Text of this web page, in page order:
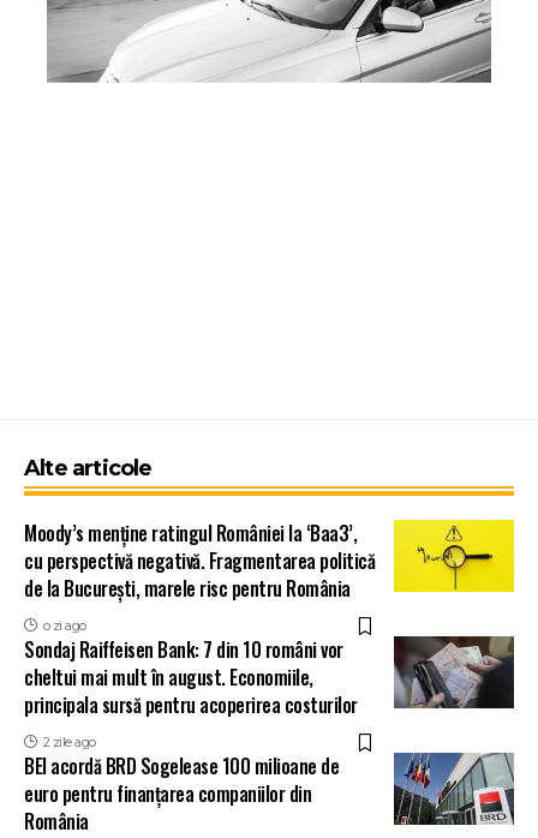
Alte articole
Moody’s menține ratingul României la ‘Baa3’,
cu perspectivă negativă. Fragmentarea politică
de la București, marele risc pentru România
o zi ago
Sondaj Raiffeisen Bank: 7 din 10 români vor
cheltui mai mult în august. Economiile,
principala sursă pentru acoperirea costurilor
2 zile ago
BEI acordă BRD Sogelease 100 milioane de
euro pentru finanțarea companiilor din
România